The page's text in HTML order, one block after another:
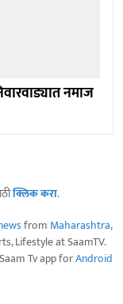
नमाज
क्लिक करा.
from Maharashtra,
Lifestyle at SaamTV.
Tv app forAndroid